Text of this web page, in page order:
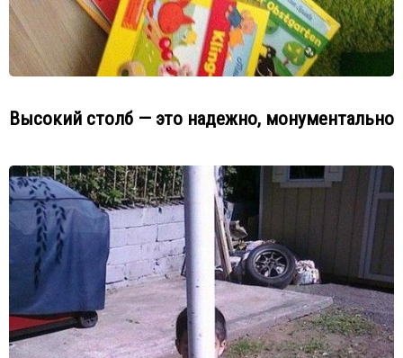
Высокий столб — это надежно, монументально